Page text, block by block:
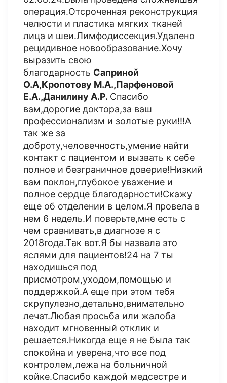
операция.Отсроченная реконструкция
челюсти и пластика мягких тканей
лица и шеи.Лимфодиссекция.Удалено
рецидивное новообразование.Хочу
выразить свою
благодарность Саприной
О.А,Кропотову М.А.,Парфеновой
Е.А.,Данилину А.Р. Спасибо
вам,дорогие доктора,за ваш
профессионализм и золотые руки!!!А
так же за
доброту,человечность,умение найти
контакт с пациентом и вызвать к себе
полное и безграничное доверие!Низкий
вам поклон,глубокое уважение и
полное сердце благодарности!Скажу
еще об отделении в целом.Я провела в
нем 6 недель.И поверьте,мне есть с
чем сравнивать,в диагнозе я с
2018года.Так вот.Я бы назвала это
яслями для пациентов!24 на 7 ты
находишься под
присмотром,уходом,помощью и
поддержкой.А еще при этом тебя
скрупулезно,детально,внимательно
лечат.Любая просьба или жалоба
находит мгновенный отклик и
решается.Никогда еще я не была так
спокойна и уверена,что все под
контролем,лежа на больничной
койке.Спасибо каждой медсестре и